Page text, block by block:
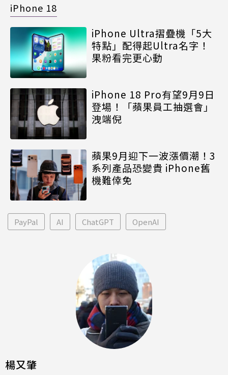
iPhone 18
iPhone Ultra摺疊機「5大
特點」配得起Ultra名字！
果粉看完更心動
iPhone 18 Pro有望9月9日
登場！「蘋果員工抽選會」
洩端倪
蘋果9月迎下一波漲價潮！3
系列產品恐變貴 iPhone舊
機難倖免
PayPal AI ChatGPT OpenAI
楊又肇